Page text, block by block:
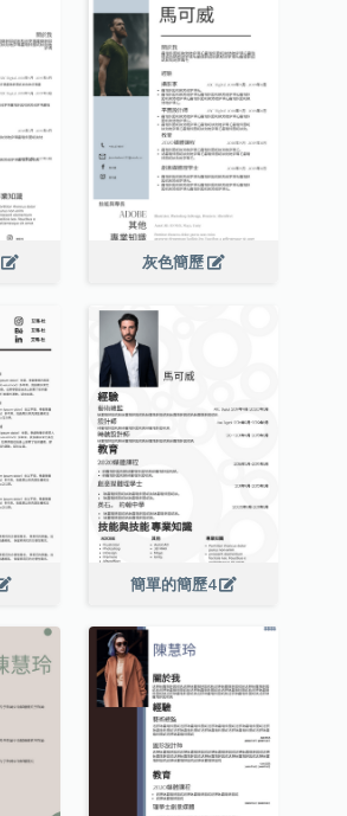
灰色簡歷
簡單的簡歷4